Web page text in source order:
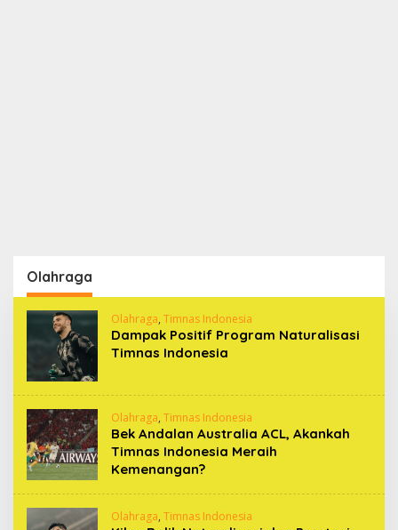
Olahraga
Olahraga, Timnas Indonesia
Dampak Positif Program Naturalisasi
Timnas Indonesia
Olahraga, Timnas Indonesia
Bek Andalan Australia ACL, Akankah
Timnas Indonesia Meraih
Kemenangan?
Olahraga, Timnas Indonesia